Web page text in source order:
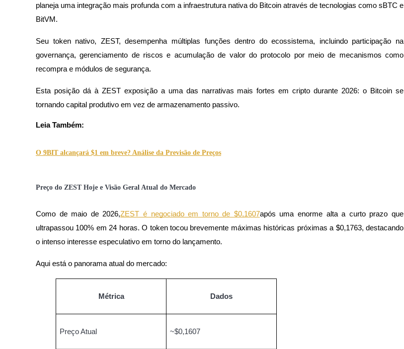
Guia para iniciantes em futuros
Aprenda como se manter lucrativo
planeja uma integração mais profunda com a infraestrutura nativa do Bitcoin através de tecnologias como sBTC e
BitVM.
Seu token nativo, ZEST, desempenha múltiplas funções dentro do ecossistema, incluindo participação na
governança, gerenciamento de riscos e acumulação de valor do protocolo por meio de mecanismos como
recompra e módulos de segurança.
Esta posição dá à ZEST exposição a uma das narrativas mais fortes em cripto durante 2026: o Bitcoin se
tornando capital produtivo em vez de armazenamento passivo.
Leia Também:
O 9BIT alcançará $1 em breve? Análise da Previsão de Preços
Preço do ZEST Hoje e Visão Geral Atual do Mercado
Como de maio de 2026,ZEST é negociado em torno de $0,1607após uma enorme alta a curto prazo que
ultrapassou 100% em 24 horas. O token tocou brevemente máximas históricas próximas a $0,1763, destacando
o intenso interesse especulativo em torno do lançamento.
Aqui está o panorama atual do mercado:
Métrica Dados
Preço Atual ~$0,1607